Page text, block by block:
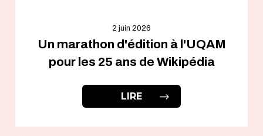
2 juin 2026
Un marathon d'édition à l'UQAM
pour les 25 ans de Wikipédia
LIRE